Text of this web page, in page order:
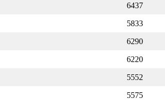
6437
5833
6290
6220
5552
5575